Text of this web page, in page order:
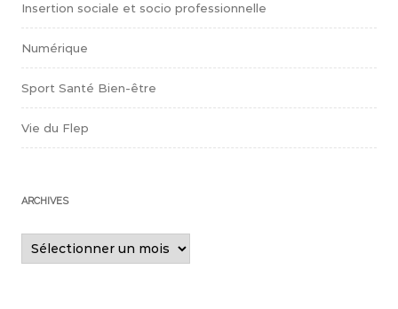
Insertion sociale et socio professionnelle
Numérique
Sport Santé Bien-être
Vie du Flep
ARCHIVES
Archives